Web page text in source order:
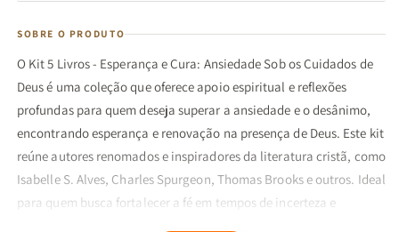
SOBRE O PRODUTO
O Kit 5 Livros - Esperança e Cura: Ansiedade Sob os Cuidados de
Deus é uma coleção que oferece apoio espiritual e reflexões
profundas para quem deseja superar a ansiedade e o desânimo,
encontrando esperança e renovação na presença de Deus. Este kit
reúne autores renomados e inspiradores da literatura cristã, como
Isabelle S. Alves, Charles Spurgeon, Thomas Brooks e outros. Ideal
para quem busca fortalecer a fé em tempos de incerteza e